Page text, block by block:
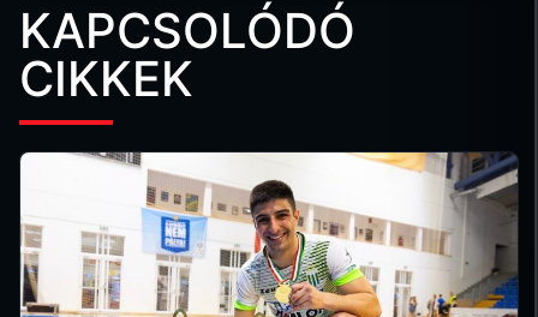
KAPCSOLÓDÓ
CIKKEK